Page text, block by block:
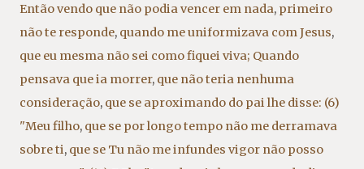
Então vendo que não podia vencer em nada, primeiro
não te responde, quando me uniformizava com Jesus,
que eu mesma não sei como fiquei viva; Quando
pensava que ia morrer, que não teria nenhuma
consideração, que se aproximando do pai lhe disse: (6)
"Meu filho, que se por longo tempo não me derramava
sobre ti, que se Tu não me infundes vigor não posso